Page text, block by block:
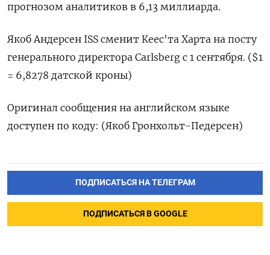
прогнозом аналитиков в 6,13 миллиарда.
Якоб Андерсен ISS сменит Кеес'та Харта на посту
генерального директора Carlsberg с 1 сентября. ($1
= 6,8278 датской кроны)
Оригинал сообщения на английском языке
доступен по коду: (Якоб Гронхольт-Педерсен)
ПОДПИСАТЬСЯ НА ТЕЛЕГРАМ
ПОДПИСАТЬСЯ В GOOGLE